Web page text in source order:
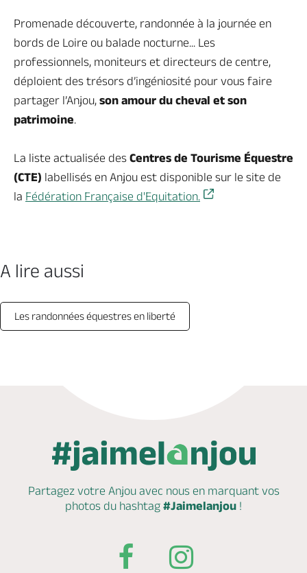
Promenade découverte, randonnée à la journée en
bords de Loire ou balade nocturne... Les
professionnels, moniteurs et directeurs de centre,
déploient des trésors d’ingéniosité pour vous faire
partager l’Anjou, son amour du cheval et son
patrimoine.
La liste actualisée des Centres de Tourisme Équestre
(CTE) labellisés en Anjou est disponible sur le site de
la Fédération Française d'Equitation.
A lire aussi
Les randonnées équestres en liberté
Partagez votre Anjou avec nous en marquantvos
photos du hashtag #Jaimelanjou !